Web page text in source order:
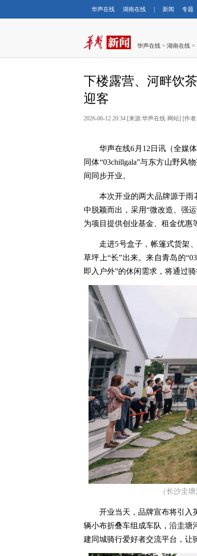
华声在线 湖南在线 新闻 专题
华声在线 > 湖南在线 >
下楼露营、河畔饮
迎客
2026-06-12 20:34 [来源:华声在线·网站] [作者
华声在线6月12日讯（全媒
同体“03chillgala”与东方山野风
间同步开业。
本次开业的两大品牌源于雨
中脱颖而出，采用“微改造、强
为项目提供创业基金、租金优惠
走进5号盒子，帐篷式货架
草坪上“长”出来。来自青岛的
即入户外”的休闲需求，将通过
（长沙圭
开业当天，品牌宣布将引入
辆小布折叠车组成车队，沿圭塘
建同城骑行爱好者交流平台，让